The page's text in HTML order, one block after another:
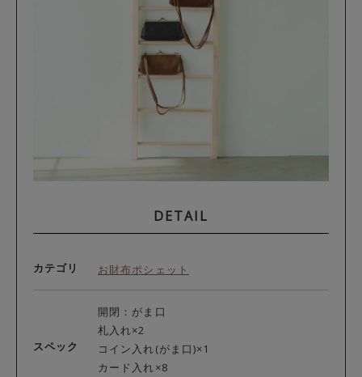
DETAIL
カテゴリ お財布ポシェット
スペック
開閉：がま口
札入れ×2
コイン入れ(がま口)×1
カード入れ×8